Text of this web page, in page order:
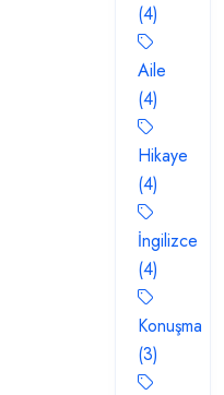
(4)
Aile
(4)
Hikaye
(4)
İngilizce
(4)
Konuşma
(3)